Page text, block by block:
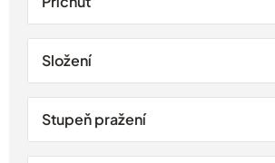
Složení
Stupeň pražení